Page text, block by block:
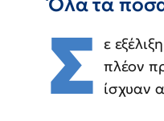
Όλα τα
Σ ε
πλέον
ίσχυαν